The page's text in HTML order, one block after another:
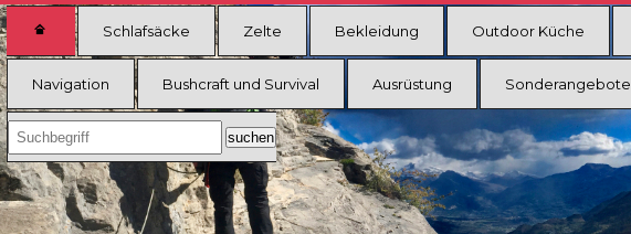
Schlafsäcke Zelte Bekleidung Outdoor Küche
Navigation Bushcraft und Survival Ausrüstung Sonderangebote